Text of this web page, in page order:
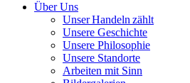
Über Uns
Unser Handeln zählt
Unsere Geschichte
Unsere Philosophie
Unsere Standorte
Arbeiten mit Sinn